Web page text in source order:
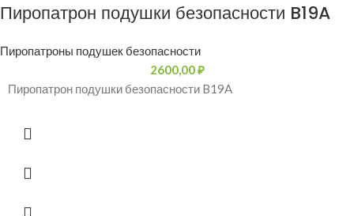
Пиропатрон подушки безопасности B19A
Пиропатроны подушек безопасности
2600,00₽
Пиропатрон подушки безопасности B19A